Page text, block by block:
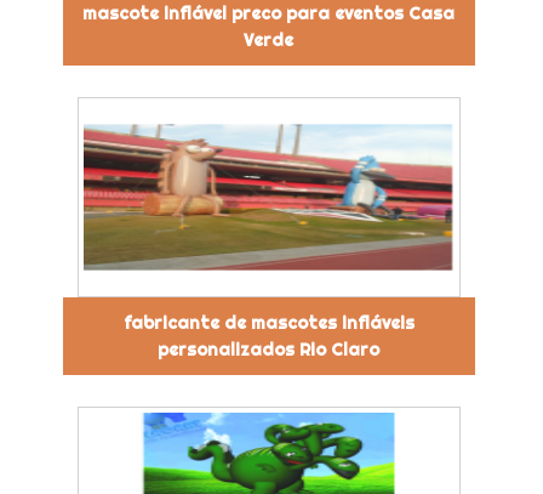
mascote inflável preco para eventos Casa
Verde
fabricante de mascotes infláveis
personalizados Rio Claro